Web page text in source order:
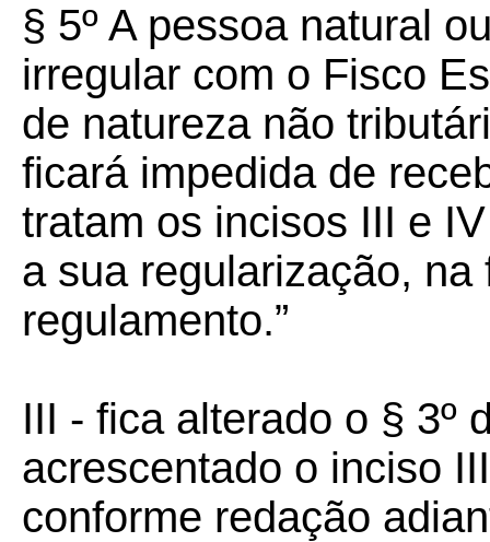
§ 5º A pessoa natural
irregular com o Fisco
de natureza não
ficará impedida de
tratam os incisos III e
a sua regularização,
regulamento.”
III - fica alterado o § 3º
acrescentado o inciso
conforme redação